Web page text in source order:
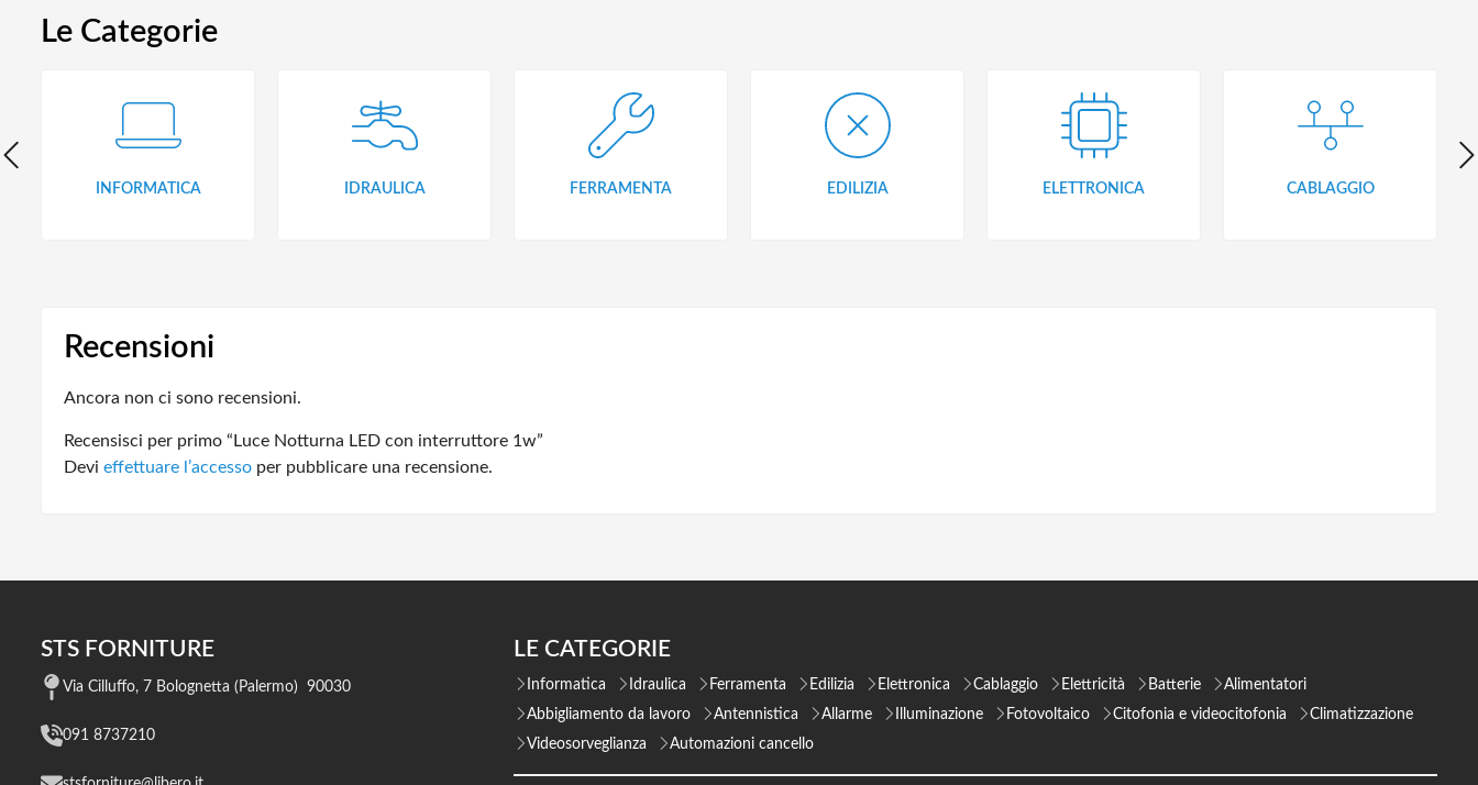
Le Categorie
INFORMATICA IDRAULICA FERRAMENTA EDILIZIA ELETTRONICA CABLAGGIO
Recensioni
Ancora non ci sono recensioni.
Recensisci per primo “Luce Notturna LED con interruttore 1w”
Devi effettuare l’accesso per pubblicare una recensione.
STS FORNITURE
Via Cilluffo, 7 Bolognetta (Palermo) 90030
091 8737210
LE CATEGORIE
Informatica Idraulica Ferramenta Edilizia Elettronica Cablaggio Elettricità Batterie
Alimentatori
Abbigliamento da lavoro
Antennistica Allarme Illuminazione Fotovoltaico Citofonia e videocitofonia
Climatizzazione
Videosorveglianza
Automazioni cancello